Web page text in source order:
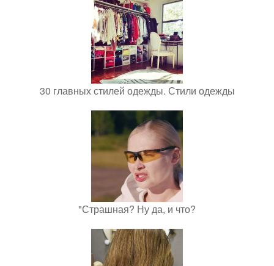
30 главных стилей одежды. Стили одежды
"Страшная? Ну да, и что?